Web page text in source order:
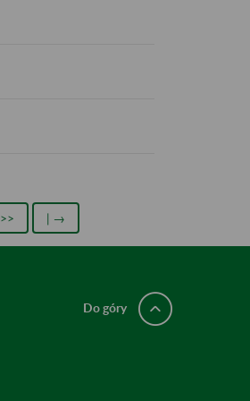
>> | →
Do góry